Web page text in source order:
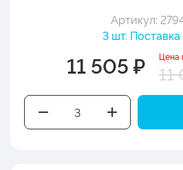
Артикул:
3 шт. Поставка
11 505 ₽ Цена
11